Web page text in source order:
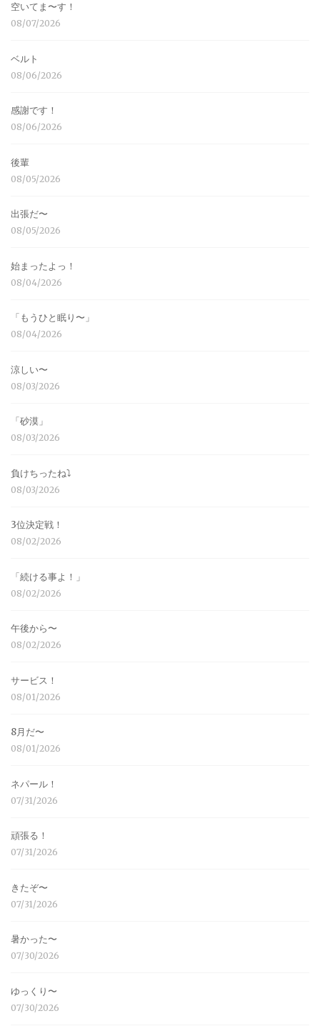
空いてま〜す！
08/07/2026
ベルト
08/06/2026
感謝です！
08/06/2026
後輩
08/05/2026
出張だ〜
08/05/2026
始まったよっ！
08/04/2026
「もうひと眠り〜」
08/04/2026
涼しい〜
08/03/2026
「砂漠」
08/03/2026
負けちったね⤵︎
08/03/2026
3位決定戦！
08/02/2026
「続ける事よ！」
08/02/2026
午後から〜
08/02/2026
サービス！
08/01/2026
8月だ〜
08/01/2026
ネパール！
07/31/2026
頑張る！
07/31/2026
きたぞ〜
07/31/2026
暑かった〜
07/30/2026
ゆっくり〜
07/30/2026